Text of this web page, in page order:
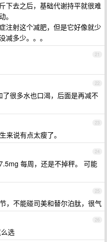
下去之后，基础代谢持平就很难
。
注射这个减肥，但是它好像就少
减多少。。。
21
22
很多水也口渴，后面是再减不
23
来说有点太瘦了。
24
每周，还是不掉秤。 可能
25
，不能碰司美和替尔泊肽，很气
26
选